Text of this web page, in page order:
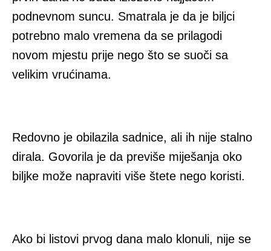
podnevnom suncu. Smatrala je da je biljci
potrebno malo vremena da se prilagodi
novom mjestu prije nego što se suoči sa
velikim vrućinama.
Redovno je obilazila sadnice, ali ih nije stalno
dirala. Govorila je da previše miješanja oko
biljke može napraviti više štete nego koristi.
Ako bi listovi prvog dana malo klonuli, nije se